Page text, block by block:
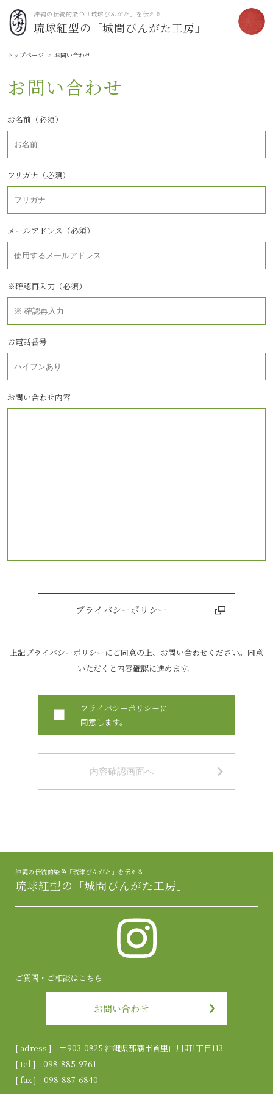
沖縄の伝統的染色「琉球びんがた」を伝える
琉球紅型の「城間びんがた工房」
トップページ お問い合わせ
お問い合わせ
お名前（必須）
フリガナ（必須）
メールアドレス（必須）
※確認再入力（必須）
お電話番号
お問い合わせ内容
プライバシーポリシー
上記プライバシーポリシーにご同意の上、お問い合わせください。同意
いただくと内容確認に進めます。
プライバシーポリシーに
同意します。
内容確認画面へ
沖縄の伝統的染色「琉球びんがた」を伝える
琉球紅型の「城間びんがた工房」
[ adress ] 〒903-0825 沖縄県那覇市首里山川町1丁目113
[ tel ] 098-885-9761
[ fax ] 098-887-6840
ご質問・ご相談はこちら
お問い合わせ